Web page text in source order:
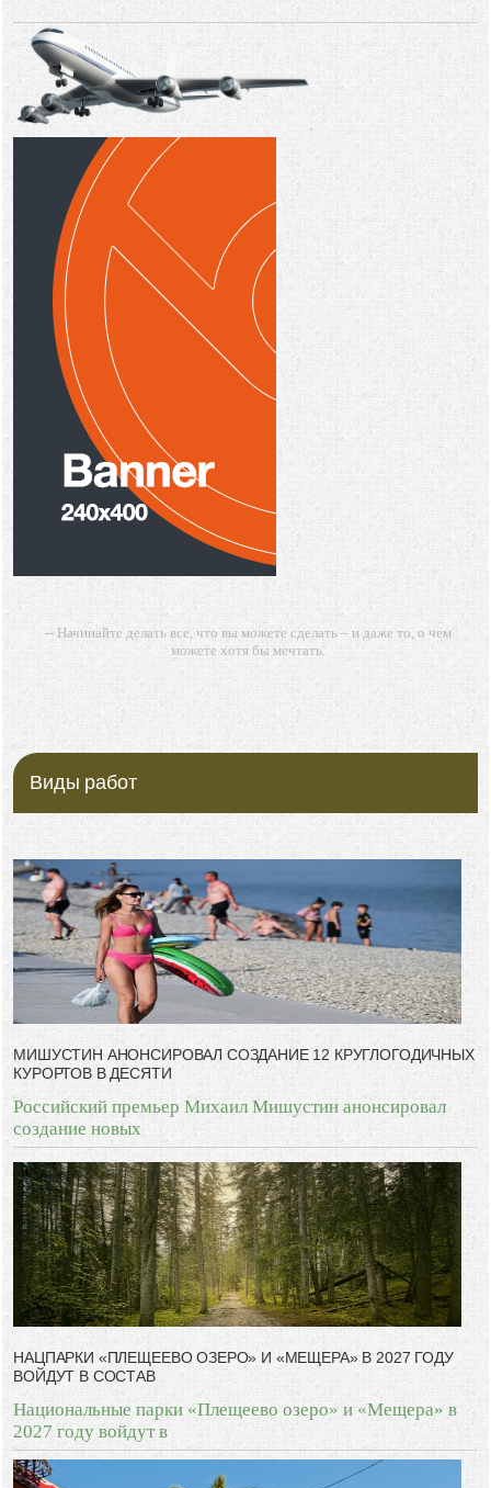
-- Начинайте делать все, что вы можете сделать – и даже то, о чем
можете хотя бы мечтать.
-- Все дело в мыслях. Мысль — начало всего. И мыслями можно
управлять. И поэтому главное дело совершенствования: работать над
мыслями.
-- Идите уверенно по направлению к мечте. Живите той жизнью,
глупость. Из всех страхов самый пугающий — самолюбование.
-- Лучшее, что можно сделать с хорошим советом, это пропустить его
мимо ушей. Он никогда не бывает полезен никому, кроме того, кто его
-- Люблю давать советы и очень не люблю, когда их дают мне.
Виды работ
МИШУСТИН АНОНСИРОВАЛ СОЗДАНИЕ 12 КРУГЛОГОДИЧНЫХ
КУРОРТОВ В ДЕСЯТИ
Российский премьер Михаил Мишустин анонсировал
создание новых
НАЦПАРКИ «ПЛЕЩЕЕВО ОЗЕРО» И «МЕЩЕРА» В 2027 ГОДУ
ВОЙДУТ В СОСТАВ
Национальные парки «Плещеево озеро» и «Мещера» в
2027 году войдут в